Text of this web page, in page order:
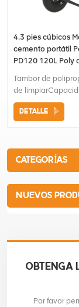
4.3 pies cúbicos
cemento portátil
PD120 120L Poly
Tambor de
de
tambor 120LTipo
del tambor:
DETALLE
CATEGORÍAS
NUEVOS
OBTENGA
Por favor